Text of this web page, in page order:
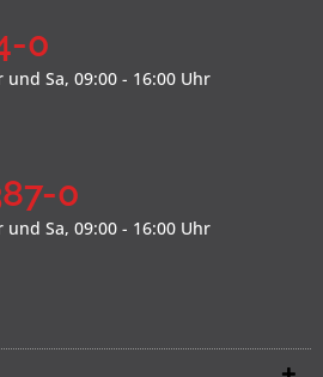
0
und Sa, 09:00 - 16:00 Uhr
0
und Sa, 09:00 - 16:00 Uhr